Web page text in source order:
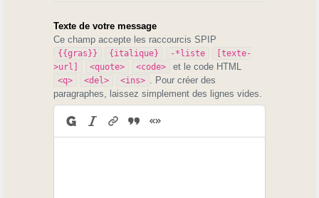
Texte de votre message
Ce champ accepte les raccourcis SPIP
{{gras}} {italique} -*liste
[texte-
>url]
<quote> <code> et le code HTML
<q> <del> <ins>
. Pour créer des
paragraphes, laissez simplement des lignes vides.